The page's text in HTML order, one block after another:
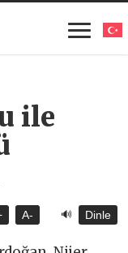
ile
A- 🔊 Dinle